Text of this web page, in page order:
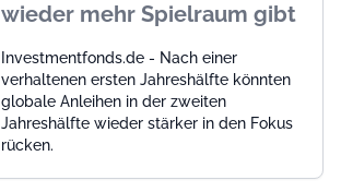
wieder mehr Spielraum gibt
Investmentfonds.de - Nach einer
verhaltenen ersten Jahreshälfte könnten
globale Anleihen in der zweiten
Jahreshälfte wieder stärker in den Fokus
rücken.